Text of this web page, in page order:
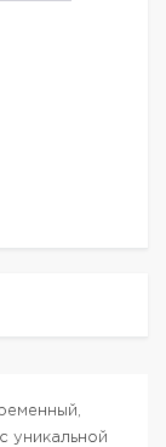
уникальной